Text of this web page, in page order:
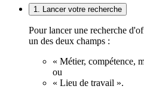
1. Lancer votre recherche
Pour lancer une recherche
un des deux champs :
« Métier, compétence,
ou
« Lieu de travail ».